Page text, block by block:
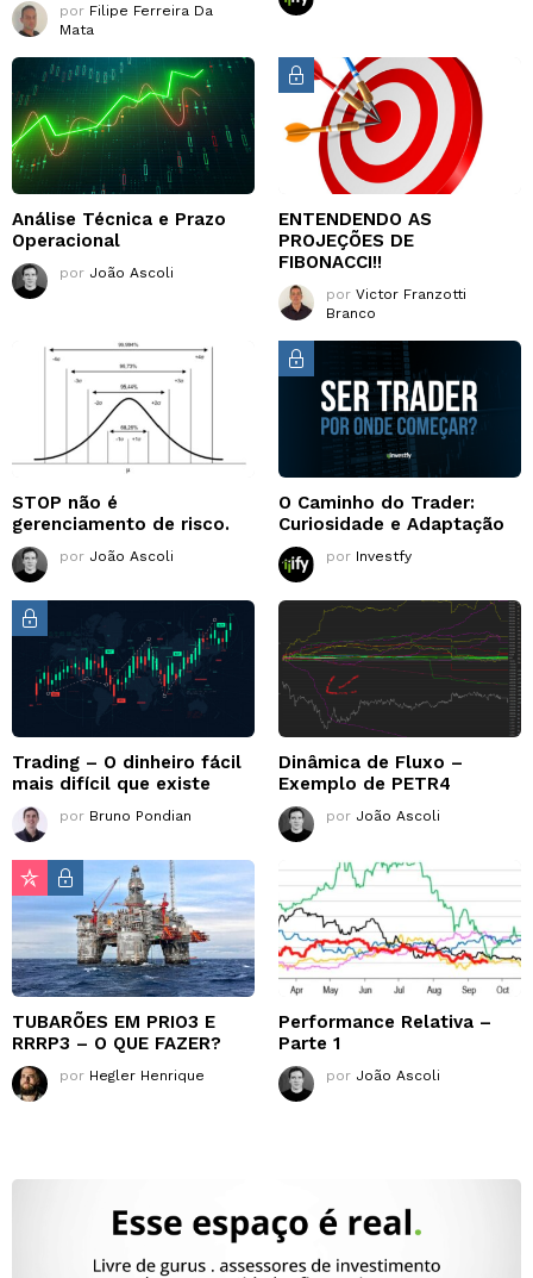
por Filipe Ferreira Da
Mata
Análise Técnica e Prazo
Operacional
por João Ascoli
ENTENDENDO AS
PROJEÇÕES DE
FIBONACCI!!
por Victor Franzotti
Branco
STOP não é
gerenciamento de risco.
por João Ascoli
O Caminho do Trader:
Curiosidade e Adaptação
por Investfy
Trading – O dinheiro fácil
mais difícil que existe
por Bruno Pondian
Dinâmica de Fluxo –
Exemplo de PETR4
por João Ascoli
TUBARÕES EM PRIO3 E
RRRP3 – O QUE FAZER?
por Hegler Henrique
Performance Relativa –
Parte 1
por João Ascoli